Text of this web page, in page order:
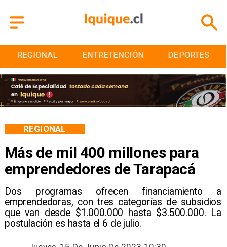
ENTRETENCIÓN DEPORTES CULTURA
Más de mil 400 millones para
emprendedores de Tarapacá
Dos programas ofrecen financiamiento a
emprendedoras, con tres categorías de subsidios
que van desde $1.000.000 hasta $3.500.000. La
postulación es hasta el 6 de julio.
REGIONAL